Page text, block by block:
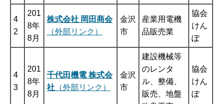
4
2
201
8年
8月
株式会社 岡田商会
（外部リンク）
金沢
市
産業用電機
品販売業
協会
けん
ぽ
4
3
201
8年
8月
千代田機電 株式会
社 （外部リンク）
金沢
市
建設機械等
のレンタ
ル、整備、
販売、地盤
協会
けん
ぽ